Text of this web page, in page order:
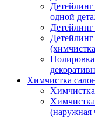
одной
Детейлинг
Полировка
Химчистка
(наружная